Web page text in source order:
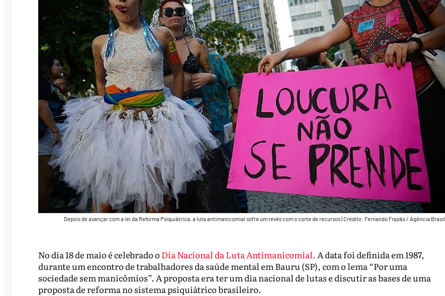
Depois de avançar com a lei da Reforma Psiquiátrica, a luta antimanicomial sofre um revés com o corte de recursos Crédito: Fernando Frazão / Agência Brasil
No dia 18 de maio é celebrado o Dia Nacional da Luta Antimanicomial. A data foi definida em 1987,
durante um encontro de trabalhadores da saúde mental em Bauru (SP), com o lema “Por uma
sociedade sem manicômios”. A proposta era ter um dia nacional de lutas e discutir as bases de uma
proposta de reforma no sistema psiquiátrico brasileiro.